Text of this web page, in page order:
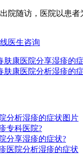
随访，医院以患者为
肤康医院分享湿疹的
肤康医院分析湿疹的
分析湿疹的症状图片
专科医院?
分享湿疹的症状?
医院分析湿疹的症状